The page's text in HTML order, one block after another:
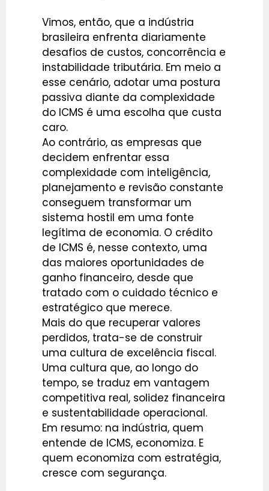
Vimos, então, que a indústria
brasileira enfrenta diariamente
desafios de custos, concorrência e
instabilidade tributária. Em meio a
esse cenário, adotar uma postura
passiva diante da complexidade
do ICMS é uma escolha que custa
caro.
Ao contrário, as empresas que
decidem enfrentar essa
complexidade com inteligência,
planejamento e revisão constante
conseguem transformar um
sistema hostil em uma fonte
legítima de economia. O crédito
de ICMS é, nesse contexto, uma
das maiores oportunidades de
ganho financeiro, desde que
tratado com o cuidado técnico e
estratégico que merece.
Mais do que recuperar valores
perdidos, trata-se de construir
uma cultura de excelência fiscal.
Uma cultura que, ao longo do
tempo, se traduz em vantagem
competitiva real, solidez financeira
e sustentabilidade operacional.
Em resumo: na indústria, quem
entende de ICMS, economiza. E
quem economiza com estratégia,
cresce com segurança.